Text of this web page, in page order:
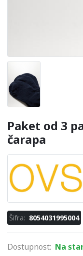
Paket od 3
čarapa
Šifra: 8054031995004
Dostupnost: Na